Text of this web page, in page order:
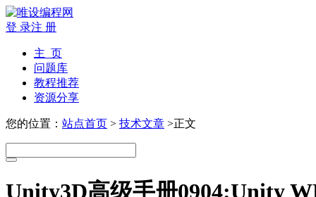
登 录注 册
主 页
问题库
教程推荐
资源分享
您的位置： 站点首页 > 技术文章 >正文
Unity3D高级手册0904:Unity